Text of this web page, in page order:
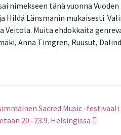
nimekseen tänä vuonna Vuoden
Länsmanin mukaisesti.
Muita ehdokkaita
Anna Timgren, Ruusut,
Sacred Music -festivaali
20.-23.9. Helsingissä